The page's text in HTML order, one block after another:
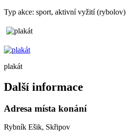
Typ akce: sport, aktivní vyžití (rybolov)
plakát
Další informace
Adresa místa konání
Rybník Ešik, Skřipov